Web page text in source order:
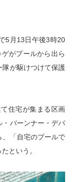
5月13日午後3時20
がプールから出ら
隊が駆けつけて保護
住宅が集まる区画
・バーンナー・デパ
、「自宅のプールで
という。